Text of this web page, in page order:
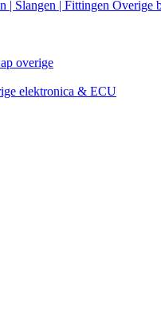
| Slangen | Fittingen Overige
overige
elektronica & ECU